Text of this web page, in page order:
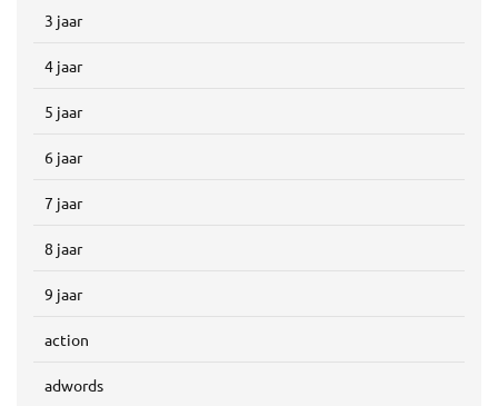
3 jaar
4 jaar
5 jaar
6 jaar
7 jaar
8 jaar
9 jaar
action
adwords